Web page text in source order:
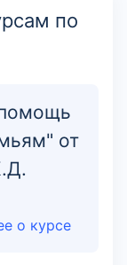
по
от
о курсе